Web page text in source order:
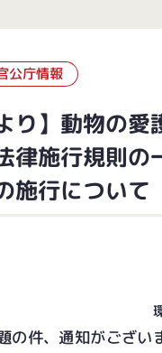
公庁情報
り】動物の愛
律施行規則の
施行について
の件、通知がござい